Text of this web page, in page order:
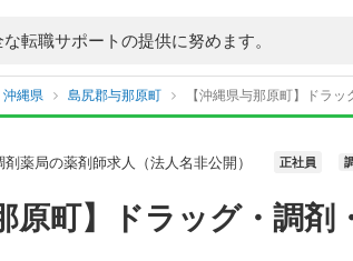
転職サポートの提供に努めます。
沖縄県 島尻郡与那原町 【沖縄県与那原町】ドラ
薬局の薬剤師求人（法人名非公開） 正社員
原町】ドラッグ・調